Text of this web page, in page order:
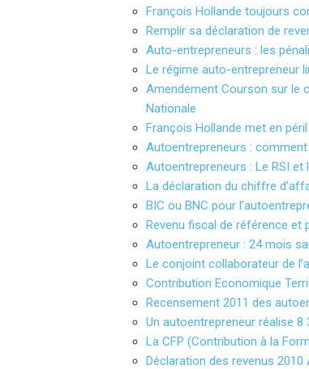
François Hollande toujours
Remplir sa déclaration de
Auto-entrepreneurs : les
Le régime auto-entrepreneur
Amendement Courson sur le
Nationale
François Hollande met en
Autoentrepreneurs :
Autoentrepreneurs : Le RSI et
La déclaration du chiffre
BIC ou BNC pour
Revenu fiscal de référence et
Autoentrepreneur : 24 mois
Le conjoint collaborateur de
Contribution Economique
Recensement 2011 des
Un autoentrepreneur réalise
La CFP (Contribution à la
Déclaration des revenus 2010